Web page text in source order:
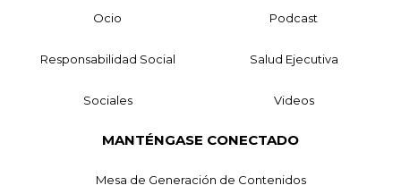
Ocio Podcast
Responsabilidad Social Salud Ejecutiva
Sociales Videos
MANTÉNGASE CONECTADO
Mesa de Generación de Contenidos